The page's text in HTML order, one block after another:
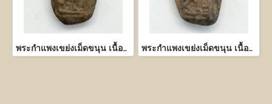
พระกำแพงเขย่งเม็ดขนุน เนื้อดิน พระกำแพงเขย่งเม็ดขนุน เนื้อดิน